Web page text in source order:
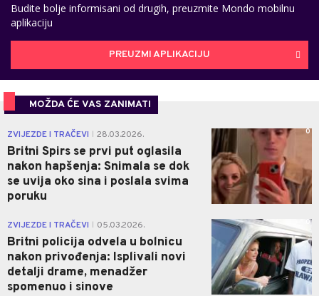
Budite bolje informisani od drugih, preuzmite Mondo mobilnu
aplikaciju
PREUZMI APLIKACIJU
MOŽDA ĆE VAS ZANIMATI
ZVIJEZDE I TRAČEVI 28.03.2026.
Britni Spirs se prvi put oglasila
nakon hapšenja: Snimala se dok
se uvija oko sina i poslala svima
poruku
0
ZVIJEZDE I TRAČEVI 05.03.2026.
Britni policija odvela u bolnicu
nakon privođenja: Isplivali novi
detalji drame, menadžer
spomenuo i sinove
0